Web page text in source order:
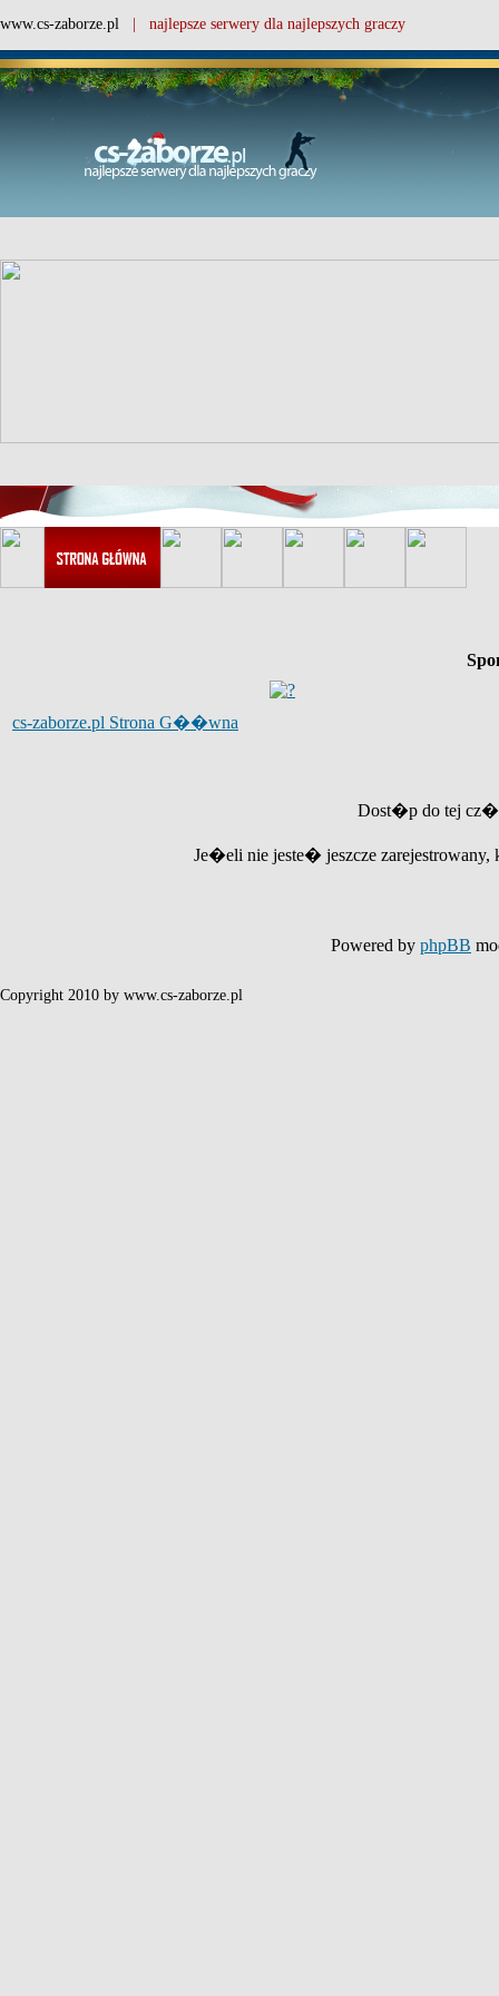
www.cs-zaborze.pl | najlepsze serwery dla najlepszych graczy
cs-zaborze.pl Strona G��wna
Dost�p do tej
Je�eli nie jeste� jeszcze
Powered by phpBB
Copyright 2010 by www.cs-zaborze.pl